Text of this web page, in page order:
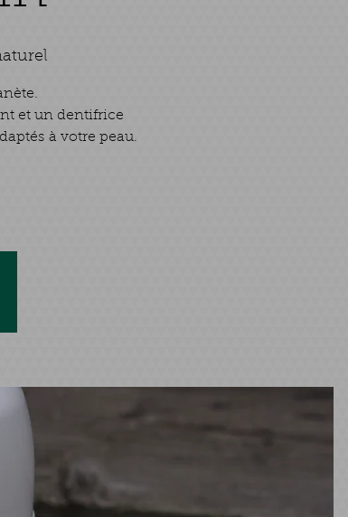
et un dentifrice
à votre peau.